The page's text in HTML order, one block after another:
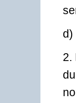
d)
2.